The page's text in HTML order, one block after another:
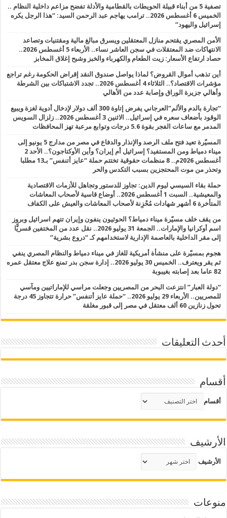
تصفية 5 من أبناء قبيلة الحويطات بالقطامية والأدلة تفضح مزاعم داخلية النظام ..
الخميس 6 أغسطس 2026.. ترامب يهاجم عبد الرحمن السيد: “هذا الرجل يكره
إسرائيل واليهود”
الأمن المصري يقتحم منازل المعتقلين ويسرق مبالغ مالية ومقتنيات وتصاعد
الانتهاكات ضد المعتقلات في سجن العاشر نساء.. الأربعاء 5 أغسطس 2026..
حصاد ارتفاع الأسعار: زيت الطعام والكهرباء والخبز وشبح إغلاق المخابز
أين تذهب أموال القروض؟ لماذا يواصل صندوق النقد إقراض الحكومة رغم تراجع
مؤشرات الاقتصاد؟.. الثلاثاء 4 أغسطس 2026.. تجدد الاشتباكات بين الشرطة
وأهالي جزيرة الوراق وإصابة عدد من الأهالي
“تجارة بالدم والألم”العرجاني يفرض إتاوة 300 ألف دولار لإدخال أدوية لغزة ويبيع
الوقود بأضعاف سعره في إسرائيل.. الاثنين 3 أغسطس 2026.. زلزال السويس
المدمر مع ساعات الفجر بقوة 5.6 درجات وتوابع مرعبة تهز المحافظات
المسيّرة تعيد فتح ملف الرصد والإنذار والدفاع في مصر من مدارج 5 يونيو إلى
ميناء دمياط ومن المستفيد؟ إسرائيل أم إيران؟ وأين الأوكتاجون؟.. الأحد 2
أغسطس 2026م.. 8 منظمات حقوقية تختتم حملة “عايز أتنفس” بـ13 مطلبا
وتحذر من موت المحتجزين بسبب التكدس والحر
حملة بقاء السيسي ليوم الدين: تجاوز للدستور وتجاهل للأزمات الاقتصادية
والمعيشية.. السبت 1 أغسطس 2026.. أوضاع قاسية لأصحاب المعاشات
المتأخرة 6 أشهر شهادات مُحْزِنة لأصحاب المعاشات والعيش على الكفاف
من يقف خلف مسيّرة ميناء دمياط؟ الحوثيون ينفون وإيران تتهم اسرائيل وبروز
اسم أوكرانيا والإمارات.. الجمعة 31 يوليو 2026.. نقل عدد من المختفين قسريًّا
إلى مقر الداخلية بالعاصمة الإدارية لاستخدامهم كـ “دروع بشرية”
هجوم بمسيّرة على منشأة أمريكية للغاز في ميناء دمياط والنظام المصري ينفي
ثم يقر ويعترف.. الخميس 30 يوليو 2026.. إدارة سجن بدر تمنع علاج معتقل عمره
82 عاما بعد إصابته بغيبوبة
“دولة العبار” انتزعت البحر من المصريين وجعلت مراسي للإماراتيين ومآسي
للمصريين.. الأربعاء 29 يوليو 2026.. “حملة عايز أتنفس” حرارة تتجاوز 45 درجة
تحول زنازين 60 ألف معتقل في مصر إلى قبور مغلقة
أحدث التعليقات
أقسام
أقسام
الأرشيف
الأرشيف
منوعات